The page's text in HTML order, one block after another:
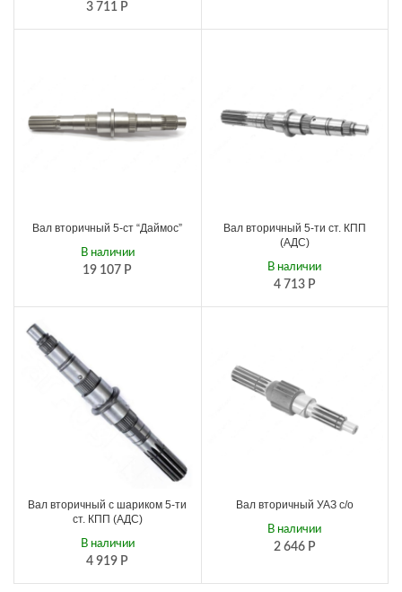
3 711 Р
Вал вторичный 5-ст “Даймос”
19 107 Р
В наличии
Вал вторичный 5-ти ст. КПП
(АДС)
4 713 Р
В наличии
Вал вторичный с шариком 5-ти
ст. КПП (АДС)
4 919 Р
В наличии
Вал вторичный УАЗ с/о
2 646 Р
В наличии